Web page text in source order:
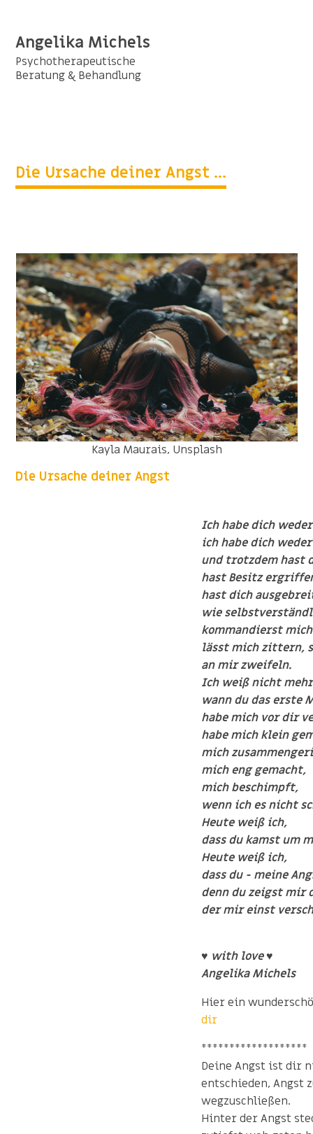
Angelika Michels
Psychotherapeutische
Beratung & Behandlung
Die Ursache deiner Angst ...
Kayla Maurais, Unsplash
Die Ursache deiner Angst
Ich habe dich
ich habe dich
und trotzdem hast
hast Besitz
hast dich
wie
kommandierst
lässt mich zittern,
an mir zweifeln.
Ich weiß nicht
wann du das erste
habe mich vor dir
habe mich klein
mich
mich eng gemacht,
mich beschimpft,
wenn ich es nicht
Heute weiß ich,
dass du kamst um
Heute weiß ich,
dass du - meine
denn du zeigst mir
der mir einst
♥ with love ♥
Angelika Michels
Hier ein
dir
*******************
Deine Angst ist dir
entschieden, Angst
wegzuschließen.
Hinter der Angst